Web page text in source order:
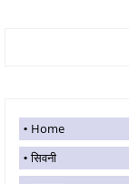
Home
सिवनी